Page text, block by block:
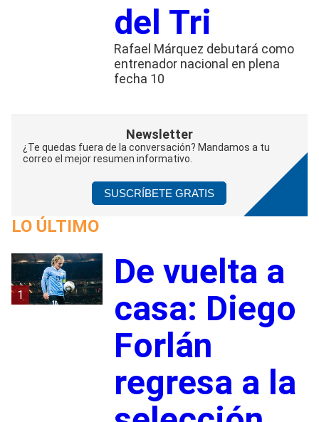
del Tri
Rafael Márquez debutará como
entrenador nacional en plena
fecha 10
Newsletter
¿Te quedas fuera de la conversación? Mandamos a tu
correo el mejor resumen informativo.
SUSCRÍBETE GRATIS
LO ÚLTIMO
1
De vuelta a
casa: Diego
Forlán
regresa a la